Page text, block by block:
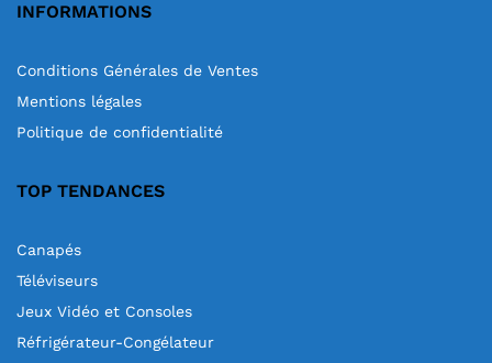
INFORMATIONS
Conditions Générales de Ventes
Mentions légales
Politique de confidentialité
TOP TENDANCES
Canapés
Téléviseurs
Jeux Vidéo et Consoles
Réfrigérateur-Congélateur